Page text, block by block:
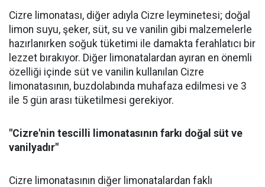
Cizre limonatası, diğer adıyla Cizre leyminetesi; doğal
limon suyu, şeker, süt, su ve vanilin gibi malzemelerle
hazırlanırken soğuk tüketimi ile damakta ferahlatıcı bir
lezzet bırakıyor. Diğer limonatalardan ayıran en önemli
özelliği içinde süt ve vanilin kullanılan Cizre
limonatasının, buzdolabında muhafaza edilmesi ve 3
ile 5 gün arası tüketilmesi gerekiyor.
"Cizre'nin tescilli limonatasının farkı doğal süt ve
vanilyadır"
Cizre limonatasının diğer limonatalardan faklı